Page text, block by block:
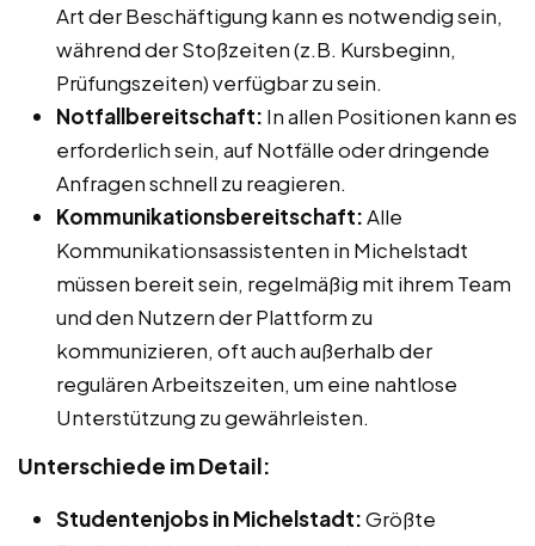
Art der Beschäftigung kann es notwendig sein,
während der Stoßzeiten (z.B. Kursbeginn,
Prüfungszeiten) verfügbar zu sein.
Notfallbereitschaft: In allen Positionen kann es
erforderlich sein, auf Notfälle oder dringende
Anfragen schnell zu reagieren.
Kommunikationsbereitschaft:Alle
Kommunikationsassistenten in Michelstadt
müssen bereit sein, regelmäßig mit ihrem Team
und den Nutzern der Plattform zu
kommunizieren, oft auch außerhalb der
regulären Arbeitszeiten, um eine nahtlose
Unterstützung zu gewährleisten.
Unterschiede im Detail:
Studentenjobs in Michelstadt:Größte